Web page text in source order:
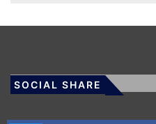
SOCIAL SHARE